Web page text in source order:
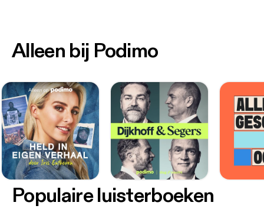
Alleen bij Podimo
Populaire luisterboeken